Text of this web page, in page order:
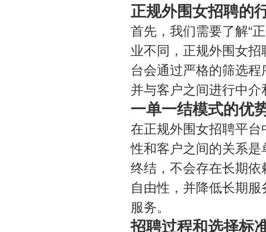
正规外围女招聘的
首先，我们需要了解“
业不同，正规外围女
台会通过严格的筛选
并与客户之间进行中
一单一结模式的优
在正规外围女招聘平台
性和客户之间的关系
终结，不会存在长期
自由性，并降低长期
服务。
招聘过程和选择标